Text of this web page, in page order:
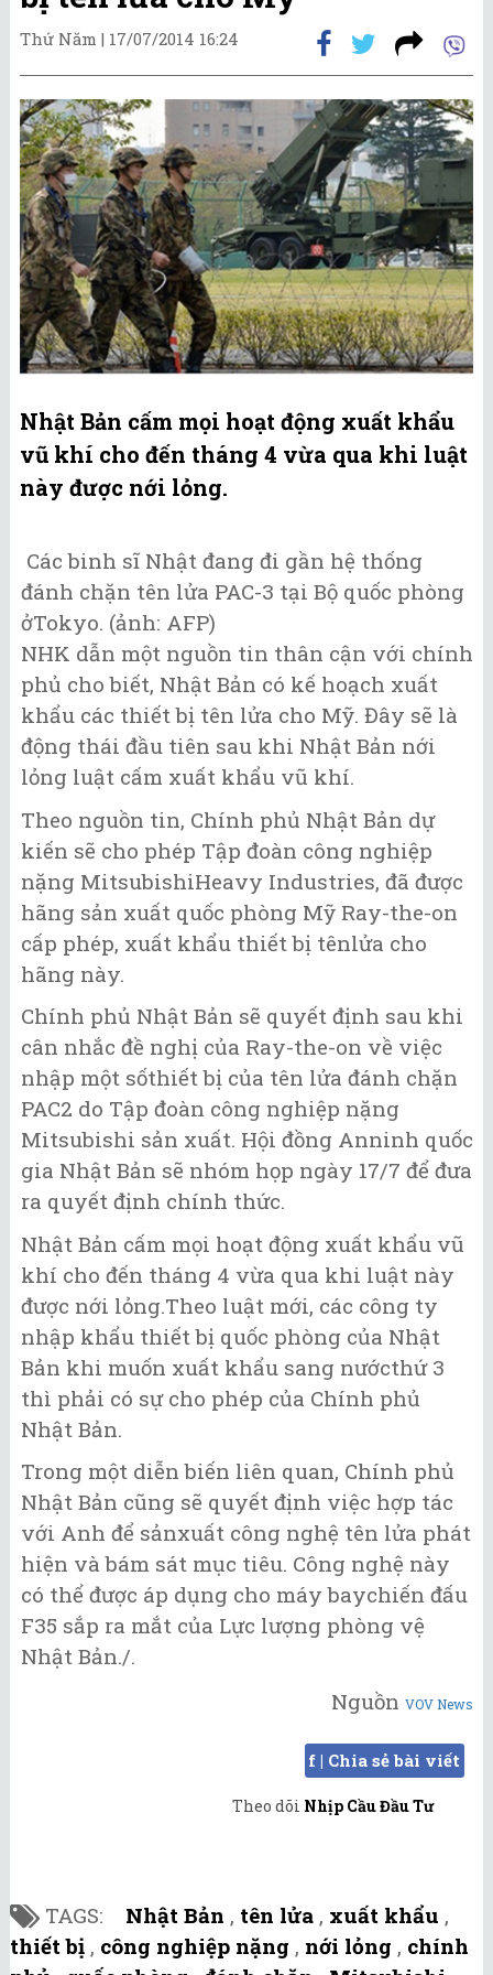
Thứ Năm | 17/07/2014 16:24
Nhật Bản cấm mọi hoạt động xuất khẩu
vũ khí cho đến tháng 4 vừa qua khi luật
này được nới lỏng.
Các binh sĩ Nhật đang đi gần hệ thống
đánh chặn tên lửa PAC-3 tại Bộ quốc phòng
ởTokyo. (ảnh: AFP)
NHK dẫn một nguồn tin thân cận với chính
phủ cho biết, Nhật Bản có kế hoạch xuất
khẩu các thiết bị tên lửa cho Mỹ. Đây sẽ là
động thái đầu tiên sau khi Nhật Bản nới
lỏng luật cấm xuất khẩu vũ khí.
Theo nguồn tin, Chính phủ Nhật Bản dự
kiến sẽ cho phép Tập đoàn công nghiệp
nặng MitsubishiHeavy Industries, đã được
hãng sản xuất quốc phòng Mỹ Ray-the-on
cấp phép, xuất khẩu thiết bị tênlửa cho
hãng này.
Chính phủ Nhật Bản sẽ quyết định sau khi
cân nhắc đề nghị của Ray-the-on về việc
nhập một sốthiết bị của tên lửa đánh chặn
PAC2 do Tập đoàn công nghiệp nặng
Mitsubishi sản xuất. Hội đồng Anninh quốc
gia Nhật Bản sẽ nhóm họp ngày 17/7 để đưa
ra quyết định chính thức.
Nhật Bản cấm mọi hoạt động xuất khẩu vũ
khí cho đến tháng 4 vừa qua khi luật này
được nới lỏng.Theo luật mới, các công ty
nhập khẩu thiết bị quốc phòng của Nhật
Bản khi muốn xuất khẩu sang nướcthứ 3
thì phải có sự cho phép của Chính phủ
Nhật Bản.
Trong một diễn biến liên quan, Chính phủ
Nhật Bản cũng sẽ quyết định việc hợp tác
với Anh để sảnxuất công nghệ tên lửa phát
hiện và bám sát mục tiêu. Công nghệ này
có thể được áp dụng cho máy baychiến đấu
F35 sắp ra mắt của Lực lượng phòng vệ
Nhật Bản./.
Nguồn VOV News
f | Chia sẻ bài viết
Theo dõi Nhịp Cầu Đầu Tư
TAGS: Nhật Bản , tên lửa , xuất khẩu ,
thiết bị , công nghiệp nặng , nới lỏng , chính